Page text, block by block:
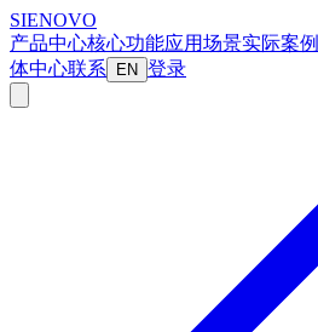
SIENOVO
产品中心核心功能应用场景实际案例
体中心联系 EN 登录